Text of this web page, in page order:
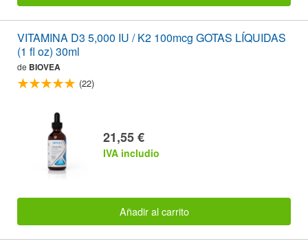
VITAMINA D3 5,000 IU / K2 100mcg GOTAS LÍQUIDAS
(1 fl oz) 30ml
de BIOVEA
(22)
21,55 €
IVA includio
Añadir al carrito